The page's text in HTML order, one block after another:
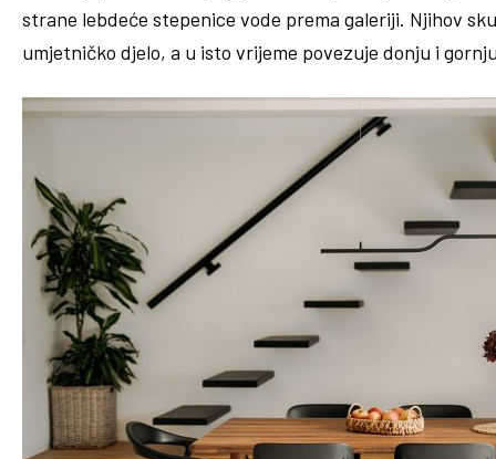
strane lebdeće stepenice vode prema galeriji. Njihov
umjetničko djelo, a u isto vrijeme povezuje donju i